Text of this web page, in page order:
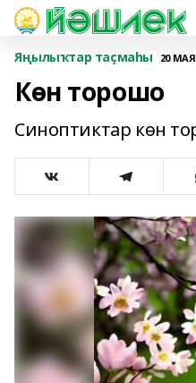
Яңылыҡтар таҫмаһы 20 МАЯ
Көн торошо
Синоптиктар көн